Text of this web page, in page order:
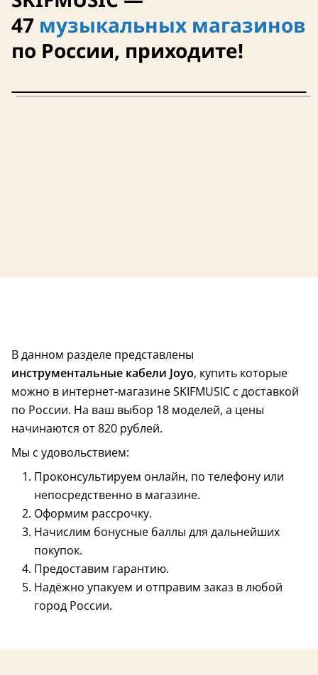
47 музыкальных магазинов
по России, приходите!
В данном разделе представлены
инструментальные кабели Joyo, купить которые
можно в интернет-магазине SKIFMUSIC с доставкой
по России. На ваш выбор 18 моделей, а цены
начинаются от 820 рублей.
Мы с удовольствием:
Проконсультируем онлайн, по телефону или
непосредственно в магазине.
Оформим рассрочку.
Начислим бонусные баллы для дальнейших
покупок.
Предоставим гарантию.
Надёжно упакуем и отправим заказ в любой
город России.